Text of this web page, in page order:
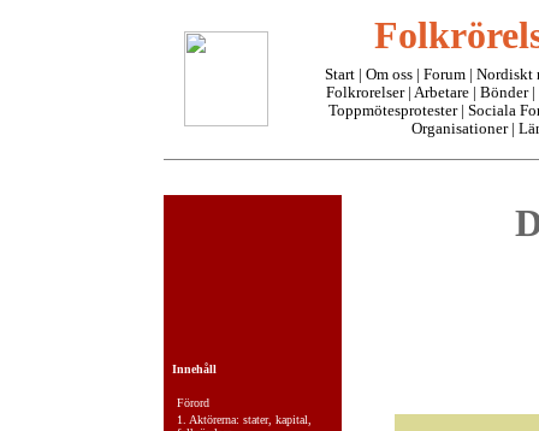
Start Om oss | Forum | Nordiskt
Folkrorelser | Arbetare Bönder|
Toppmötesprotester| Sociala
Organisationer|
Innehåll
Förord
1. Aktörerna: stater, kapital,